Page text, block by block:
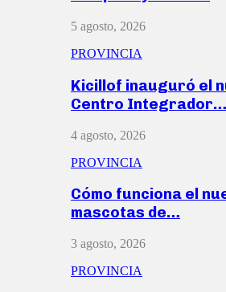
5 agosto, 2026
PROVINCIA
Kicillof inauguró el
Centro Integrador…
4 agosto, 2026
PROVINCIA
Cómo funciona el
mascotas de…
3 agosto, 2026
PROVINCIA